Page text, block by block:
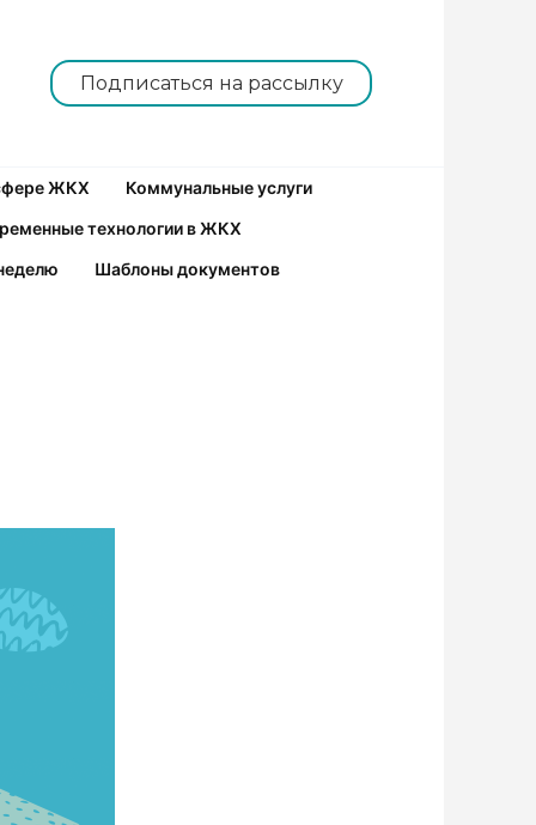
Подписаться на рассылку
ЖКХ
Коммунальные услуги
технологии в ЖКХ
Шаблоны документов